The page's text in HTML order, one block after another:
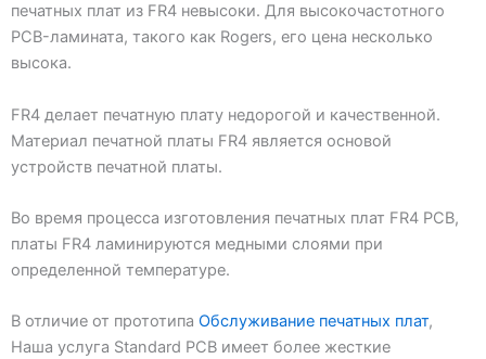
печатных плат из FR4 невысоки. Для высокочастотного
PCB-ламината, такого как Rogers, его цена несколько
высока.
FR4 делает печатную плату недорогой и качественной.
Материал печатной платы FR4 является основой
устройств печатной платы.
Во время процесса изготовления печатных плат FR4 PCB,
платы FR4 ламинируются медными слоями при
определенной температуре.
В отличие от прототипа Обслуживание печатных плат,
Наша услуга Standard PCB имеет более жесткие